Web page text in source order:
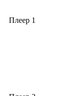
Плеер 1